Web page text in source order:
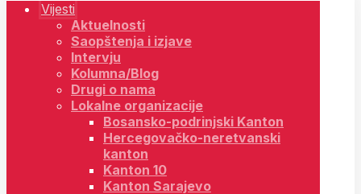
Vijesti
Aktuelnosti
Saopštenja i izjave
Intervju
Kolumna/Blog
Drugi o nama
Lokalne organizacije
Bosansko-podrinjski Kanton
Hercegovačko-neretvanski
kanton
Kanton 10
Kanton Sarajevo